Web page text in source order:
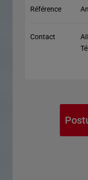
Référence
Contact